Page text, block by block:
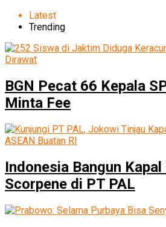
Latest
Trending
BGN Pecat 66 Kepala
Minta Fee
Indonesia Bangun Kapal
Scorpene di PT PAL